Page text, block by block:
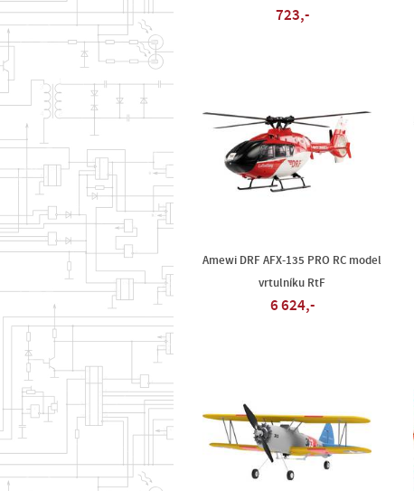
723,-
Amewi DRF AFX-135 PRO RC model
vrtulníku RtF
6 624,-